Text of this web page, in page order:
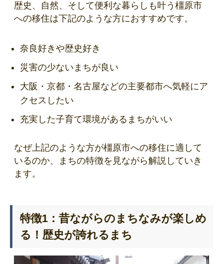
歴史、自然、そして便利な暮らしも叶う橿原市
への移住は下記のような方におすすめです。
奈良好きや歴史好き
災害の少ないまちが良い
大阪・京都・名古屋などの主要都市へ気軽にア
クセスしたい
充実した子育て環境があるまちがいい
なぜ上記のような方が橿原市への移住に適して
いるのか、まちの特徴を見ながら解説していき
ます。
特徴1：昔ながらのまちなみが楽しめ
る！歴史が誇れるまち